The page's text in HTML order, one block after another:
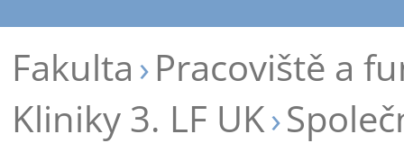
Fakulta Pracoviště a
Kliniky 3. LF UK